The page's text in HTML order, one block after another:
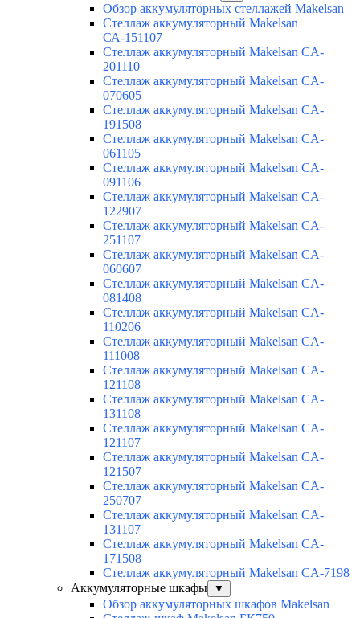
Обзор аккумуляторных стеллажей Makelsan
Стеллаж аккумуляторный Makelsan
СА-151107
Стеллаж аккумуляторный Makelsan CA-
201110
Стеллаж аккумуляторный Makelsan CA-
070605
Стеллаж аккумуляторный Makelsan CA-
191508
Стеллаж аккумуляторный Makelsan CA-
061105
Стеллаж аккумуляторный Makelsan CA-
091106
Стеллаж аккумуляторный Makelsan CA-
122907
Стеллаж аккумуляторный Makelsan CA-
251107
Стеллаж аккумуляторный Makelsan CA-
060607
Стеллаж аккумуляторный Makelsan CA-
081408
Стеллаж аккумуляторный Makelsan CA-
110206
Стеллаж аккумуляторный Makelsan CA-
111008
Стеллаж аккумуляторный Makelsan CA-
121108
Стеллаж аккумуляторный Makelsan CA-
131108
Стеллаж аккумуляторный Makelsan CA-
121107
Стеллаж аккумуляторный Makelsan CA-
121507
Стеллаж аккумуляторный Makelsan CA-
250707
Стеллаж аккумуляторный Makelsan CA-
131107
Стеллаж аккумуляторный Makelsan CA-
171508
Стеллаж аккумуляторный Makelsan CA-7198
Аккумуляторные шкафы
▼
Обзор аккумуляторных шкафов Makelsan